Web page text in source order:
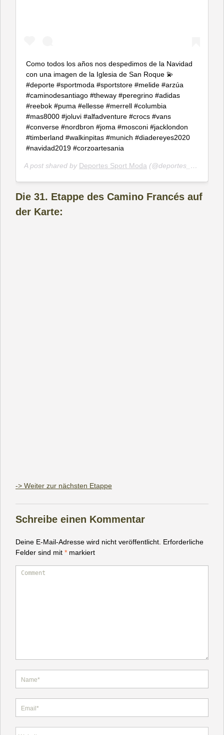
Como todos los años nos despedimos de la Navidad
con una imagen de la Iglesia de San Roque 💫
#deporte #sportmoda #sportstore #melide #arzúa
#caminodesantiago #theway #peregrino #adidas
#reebok #puma #ellesse #merrell #columbia
#mas8000 #joluvi #alfadventure #crocs #vans
#converse #nordbron #joma #mosconi #jacklondon
#timberland #walkinpitas #munich #diadereyes2020
#navidad2019 #corzoartesania
A post shared by Deportes Sport Moda (@deportes_arzua_melide) on
Die 31. Etappe des Camino Francés auf
der Karte:
-> Weiter zur nächsten Etappe
Schreibe einen Kommentar
Deine E-Mail-Adresse wird nicht veröffentlicht. Erforderliche
Felder sind mit * markiert